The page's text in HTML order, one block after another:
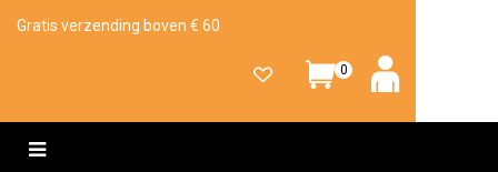
Gratis verzending boven € 60
0